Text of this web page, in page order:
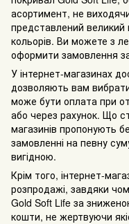
асортимент, не
представлений великий
кольорів. Ви можете з
оформити замовлення за
У інтернет-магазинах
дозволяють вам
може бути оплата при
або через рахунок. Що
магазинів пропонують
замовленні на певну
вигідною.
Крім того, інтернет-
розпродажі, завдяки
Gold Soft Life за
кошти, не жертвуючи